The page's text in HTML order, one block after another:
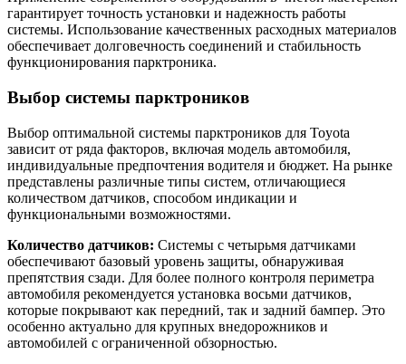
гарантирует точность установки и надежность работы
системы. Использование качественных расходных материалов
обеспечивает долговечность соединений и стабильность
функционирования парктроника.
Выбор системы парктроников
Выбор оптимальной системы парктроников для Toyota
зависит от ряда факторов, включая модель автомобиля,
индивидуальные предпочтения водителя и бюджет. На рынке
представлены различные типы систем, отличающиеся
количеством датчиков, способом индикации и
функциональными возможностями.
Количество датчиков: Системы с четырьмя датчиками
обеспечивают базовый уровень защиты, обнаруживая
препятствия сзади. Для более полного контроля периметра
автомобиля рекомендуется установка восьми датчиков,
которые покрывают как передний, так и задний бампер. Это
особенно актуально для крупных внедорожников и
автомобилей с ограниченной обзорностью.